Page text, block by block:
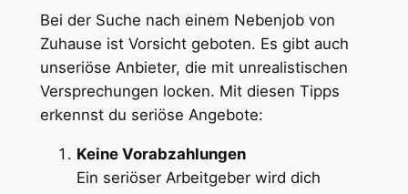
Bei der Suche nach einem Nebenjob von
Zuhause ist Vorsicht geboten. Es gibt auch
unseriöse Anbieter, die mit unrealistischen
Versprechungen locken. Mit diesen Tipps
erkennst du seriöse Angebote:
Keine Vorabzahlungen
Ein seriöser Arbeitgeber wird dich